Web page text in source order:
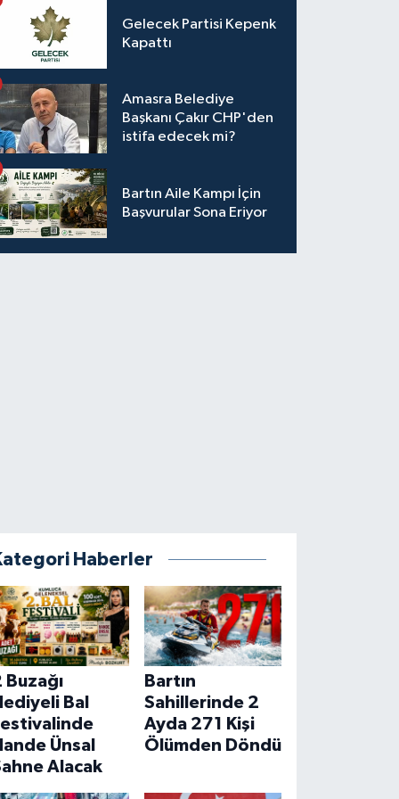
Gelecek Partisi Kepenk
Kapattı
Amasra Belediye
Başkanı Çakır CHP'den
istifa edecek mi?
Bartın Aile Kampı İçin
Başvurular Sona Eriyor
Haberler
Buzağı
Bal
Ünsal
Alacak
Bartın
Sahillerinde 2
Ayda 271 Kişi
Ölümden Döndü